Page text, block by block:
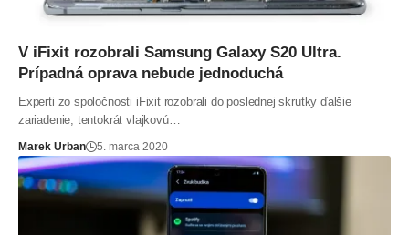
V iFixit rozobrali Samsung Galaxy S20 Ultra.
Prípadná oprava nebude jednoduchá
Experti zo spoločnosti iFixit rozobrali do poslednej skrutky ďalšie
zariadenie, tentokrát vlajkovú…
Marek Urban 5. marca 2020